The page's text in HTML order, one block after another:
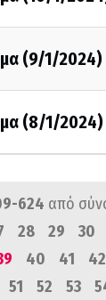
(9/1/2024)
(8/1/2024)
624 από
28 29 30
40 41 42
51 52 53